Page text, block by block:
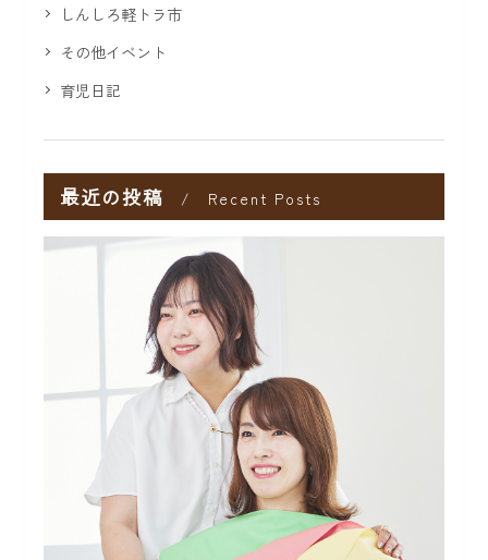
しんしろ軽トラ市
その他イベント
育児日記
最近の投稿 Recent Posts